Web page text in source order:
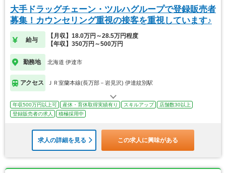
大手ドラッグチェーン・ツルハグループで登録販売者
募集！カウンセリング重視の接客を重視しています♪
給与
【月収】18.0万円～28.5万円程度
【年収】350万円～500万円
勤務地 北海道 伊達市
アクセス ＪＲ室蘭本線(長万部－岩見沢) 伊達紋別駅
年収500万円以上可 産休・育休取得実績有り スキルアップ
店舗数30以上
登録販売者の求人
積極採用中
求人の詳細を見る この求人に興味がある